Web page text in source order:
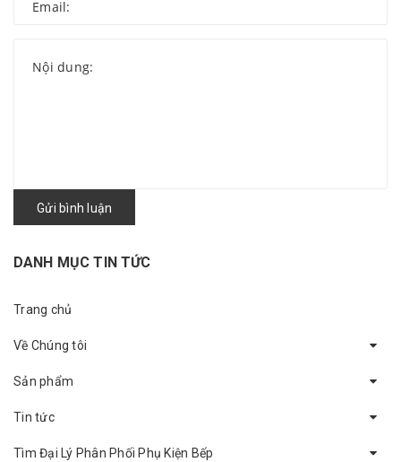
Gửi bình luận
DANH MỤC TIN TỨC
Trang chủ
Về Chúng tôi
Sản phẩm
Tin tức
Tìm Đại Lý Phân Phối Phụ Kiện Bếp